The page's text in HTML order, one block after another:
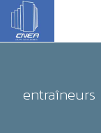
entraîneurs